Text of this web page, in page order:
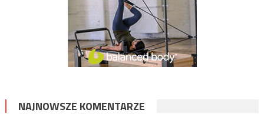
NAJNOWSZE KOMENTARZE